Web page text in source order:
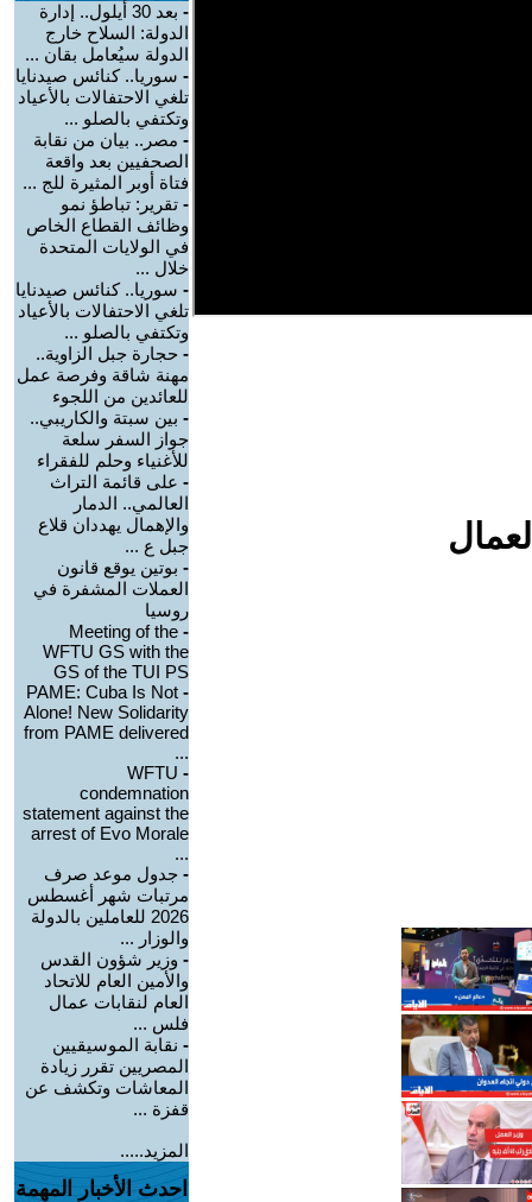
-
بعد 30 أيلول.. إدارة
الدولة: السلاح خارج
الدولة سيُعامل بقان ...
- سوريا.. كنائس صيدنايا
تلغي الاحتفالات بالأعياد
وتكتفي بالصلو ...
- مصر.. بيان من نقابة
الصحفيين بعد واقعة
فتاة أوبر المثيرة للج ...
- تقرير: تباطؤ نمو
وظائف القطاع الخاص
في الولايات المتحدة
خلال ...
- سوريا.. كنائس صيدنايا
تلغي الاحتفالات بالأعياد
وتكتفي بالصلو ...
- حجارة جبل الزاوية..
مهنة شاقة وفرصة عمل
للعائدين من اللجوء
- بين سبتة والكاريبي..
جواز السفر سلعة
للأغنياء وحلم للفقراء
- على قائمة التراث
العالمي.. الدمار
والإهمال يهددان قلاع
جبل ع ...
- بوتين يوقع قانون
العملات المشفرة في
روسيا
-
Meeting of the
WFTU GS with the
GS of the TUI PS
-
PAME: Cuba Is Not
Alone! New Solidarity
from PAME delivered
...
-
WFTU
condemnation
statement against the
arrest of Evo Morale
...
- جدول موعد صرف
مرتبات شهر أغسطس
2026 للعاملين بالدولة
والوزار ...
- وزير شؤون القدس
والأمين العام للاتحاد
العام لنقابات عمال
فلس ...
- نقابة الموسيقيين
المصريين تقرر زيادة
المعاشات وتكشف عن
قفزة ...
المزيد.....
احدث الأخبار المهمة